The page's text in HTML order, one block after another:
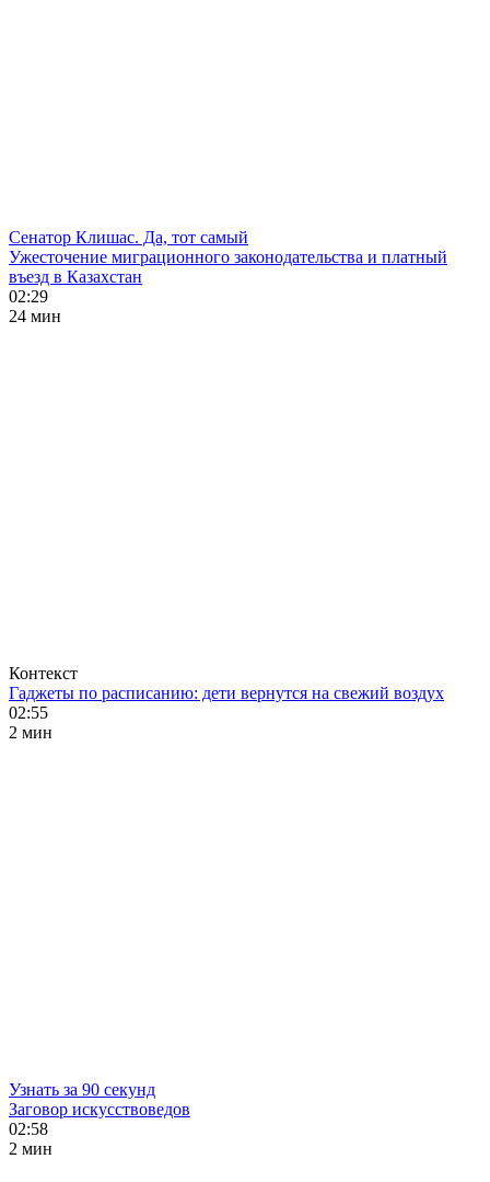
Сенатор Клишас. Да, тот самый
Ужесточение миграционного законодательства и платный
въезд в Казахстан
02:29
24 мин
Контекст
Гаджеты по расписанию: дети вернутся на свежий воздух
02:55
2 мин
Узнать за 90 секунд
Заговор искусствоведов
02:58
2 мин